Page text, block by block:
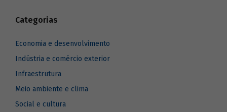
Categorias
Economia e desenvolvimento
Indústria e comércio exterior
Infraestrutura
Meio ambiente e clima
Social e cultura